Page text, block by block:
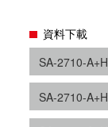
資料下載
SA-2710-
SA-2710-